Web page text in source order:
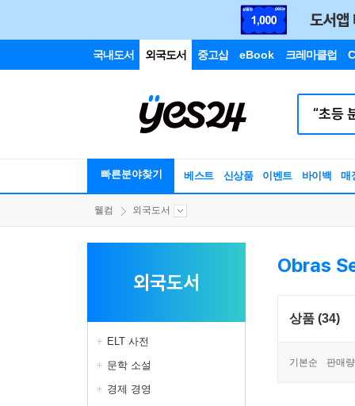
국내도서 외국도서 중고샵 eBook 크레마클럽
빠른분야찾기 베스트 신상품 이벤트 바이백 매
웰컴 외국도서
외국도서
ELT 사전
문학 소설
경제 경영
Obras
상품 (34)
기본순 판매